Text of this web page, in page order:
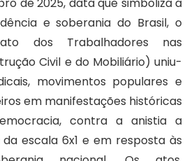
e soberania do Brasil, o
dos Trabalhadores nas
Civil e do Mobiliário) uniu-
movimentos populares e
em manifestações históricas
contra a anistia a
escala 6x1 e em resposta às